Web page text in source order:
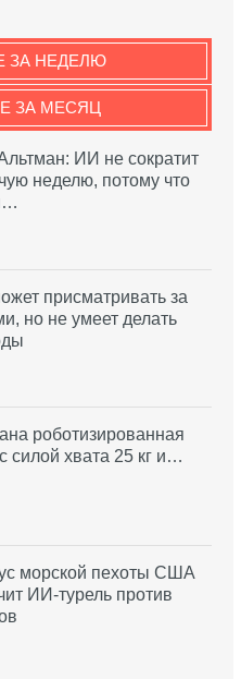
ЗА НЕДЕЛЮ
ЗА МЕСЯЦ
ИИ не сократит
неделю, потому что
присматривать за
но не умеет делать
роботизированная
силой хвата 25 кг и…
морской пехоты США
ИИ-турель против